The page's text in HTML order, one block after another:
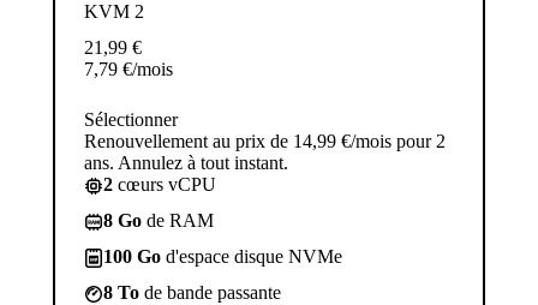
KVM 2
21,99 €
7,79 €/mois
Sélectionner
Renouvellement au prix de 14,99 €/mois pour 2
ans. Annulez à tout instant.
2 cœurs vCPU
8 Go de RAM
100 Go d'espace disque NVMe
8 To de bande passante